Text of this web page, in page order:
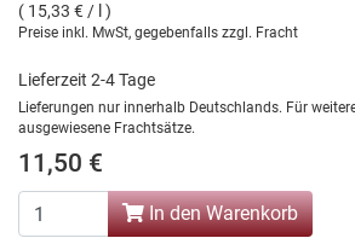
( 15,33 € / l )
Preise inkl. MwSt, gegebenfalls zzgl. Fracht
Lieferzeit 2-4 Tage
Lieferungen nur innerhalb Deutschlands. Für
ausgewiesene Frachtsätze.
11,50 €
In den Warenkorb